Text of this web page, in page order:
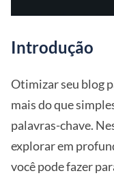
Introdução
Otimizar seu blog
mais do que
palavras-chave.
explorar em
você pode fazer